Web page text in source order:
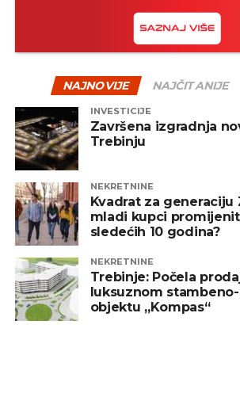
NAJNOVIJE NAJČITANIJE
INVESTICIJE
Završena izgradnja
Trebinju
NEKRETNINE
Kvadrat za generaciju
mladi kupci
sledećih 10 godina?
NEKRETNINE
Trebinje: Počela
luksuznom
objektu „Kompas“